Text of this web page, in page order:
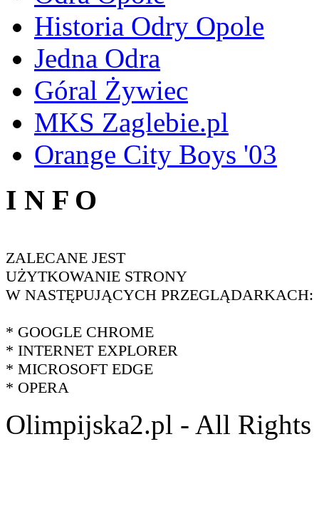
Historia Odry Opole
Jedna Odra
Góral Żywiec
MKS Zaglebie.pl
Orange City Boys '03
I N F O
ZALECANE JEST
UŻYTKOWANIE STRONY
W NASTĘPUJĄCYCH PRZEGLĄDARKACH:
* GOOGLE CHROME
* INTERNET EXPLORER
* MICROSOFT EDGE
* OPERA
Olimpijska2.pl - All Rights